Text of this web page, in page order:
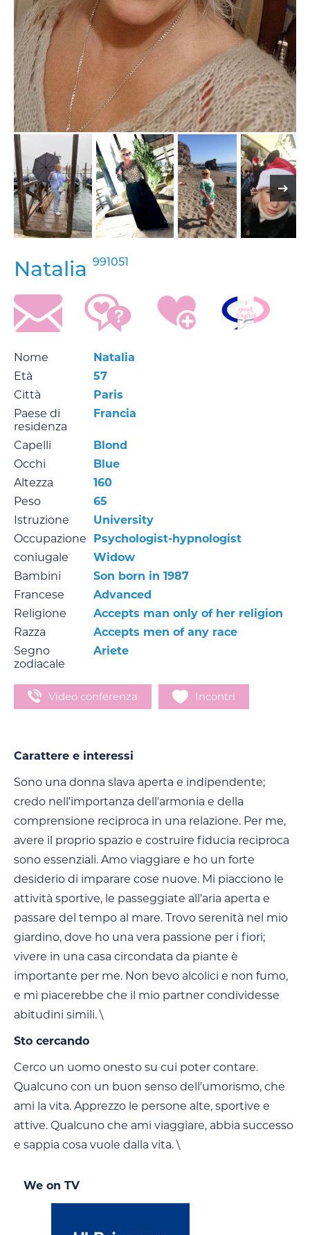
Natalia 991051
Nome
Natalia
Età
57
Città
Paris
Paese di
residenza
Francia
Capelli
Blond
Occhi
Blue
Altezza
160
Peso
65
Istruzione
University
Occupazione
Psychologist-hypnologist
coniugale
Widow
Bambini
Son born in 1987
Francese
Advanced
Religione
Accepts man only of her religion
Razza
Accepts men of any race
Segno
zodiacale
Ariete
Video conferenza Incontri
Carattere e interessi
Sono una donna slava aperta e indipendente;
credo nell'importanza dell'armonia e della
comprensione reciproca in una relazione. Per me,
avere il proprio spazio e costruire fiducia reciproca
sono essenziali. Amo viaggiare e ho un forte
desiderio di imparare cose nuove. Mi piacciono le
attività sportive, le passeggiate all'aria aperta e
passare del tempo al mare. Trovo serenità nel mio
giardino, dove ho una vera passione per i fiori;
vivere in una casa circondata da piante è
importante per me. Non bevo alcolici e non fumo,
e mi piacerebbe che il mio partner condividesse
abitudini simili. \
Sto cercando
Cerco un uomo onesto su cui poter contare.
Qualcuno con un buon senso dell'umorismo, che
ami la vita. Apprezzo le persone alte, sportive e
attive. Qualcuno che ami viaggiare, abbia successo
e sappia cosa vuole dalla vita. \
We on TV